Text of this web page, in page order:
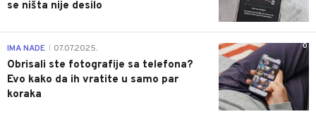
se ništa nije desilo
0
IMA NADE 07.07.2025.
Obrisali ste fotografije sa telefona?
Evo kako da ih vratite u samo par
koraka